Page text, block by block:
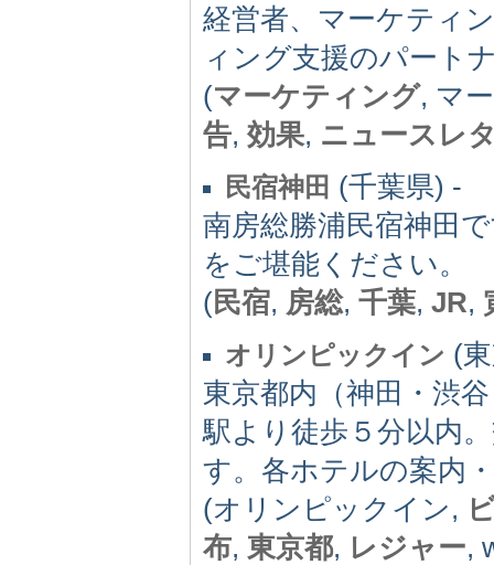
経営者、マーケティ
ィング支援のパート
(マーケティング, マ
告, 効果, ニュースレ
民宿神田 (千葉県) -
南房総勝浦民宿神田
をご堪能ください。
(民宿, 房総, 千葉, JR,
オリンピックイン (
東京都内（神田・渋
駅より徒歩５分以内
す。各ホテルの案内
(オリンピックイン,
布, 東京都, レジャー,